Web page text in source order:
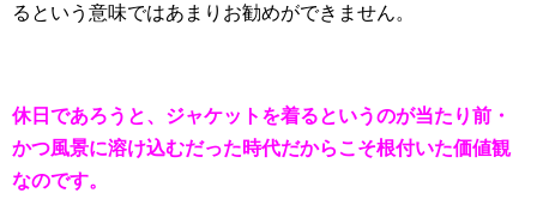
るという意味ではあまりお勧めができません。
休日であろうと、ジャケットを着るというのが当たり前・
かつ風景に溶け込むだった時代だからこそ根付いた価値観
なのです。